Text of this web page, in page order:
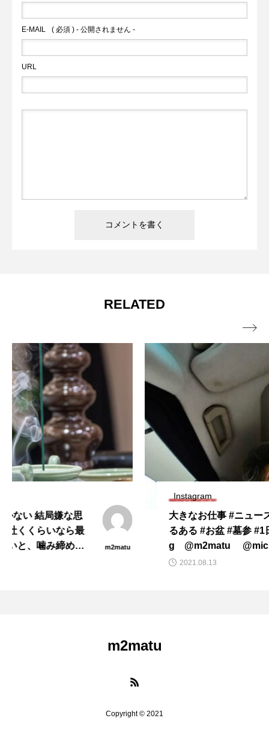
E-MAIL ( 必須 ) - 公開されません -
URL
RELATED
大きなお仕事 #ニュースリリース #長男あ
るある #お盆 #墓参 #1日を30秒に ⠀ #vlo
g⠀ @m2matu ⠀ @michihisa902 ⠀ #マ
m2matu

m2matu
Copyright © 2021